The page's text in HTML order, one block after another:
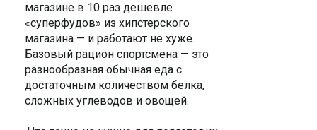
магазине в 10 раз дешевле
«суперфудов» из хипстерского
магазина — и работают не хуже.
Базовый рацион спортсмена — это
разнообразная обычная еда с
достаточным количеством белка,
сложных углеводов и овощей.